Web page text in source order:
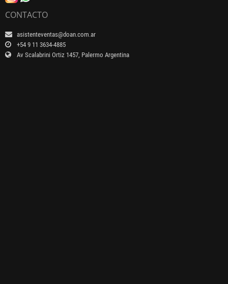
CONTACTO
asistenteventas@doan.com.ar
+54 9 11 3634-4885
Av Scalabrini Ortiz 1457, Palermo Argentina